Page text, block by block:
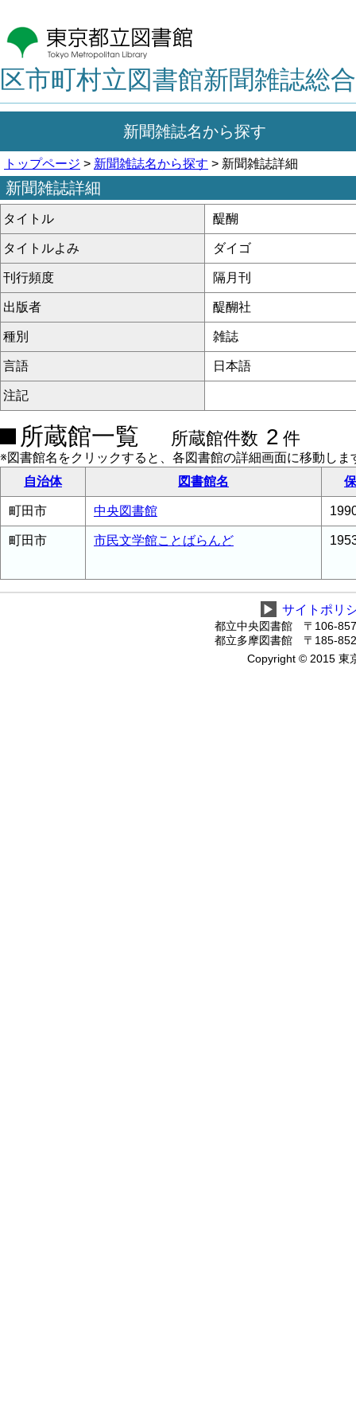
区市町村立図書館新聞雑誌総
新聞雑誌名から探す
トップページ > 新聞雑誌名から探す > 新聞雑誌詳細
新聞雑誌詳細
タイトル 醍醐
タイトルよみ ダイゴ
刊行頻度 隔月刊
出版者 醍醐社
種別 雑誌
言語 日本語
注記
所蔵館一覧 所蔵館件数 2 件
※図書館名をクリックすると、各図書館の詳細画面に移動しま
自治体
図書館名
町田市 中央図書館
町田市 市民文学館ことばらんど
▶ サイトポリ
都立中央図書館 〒106-
都立多摩図書館 〒185-
Copyright © 2015 東